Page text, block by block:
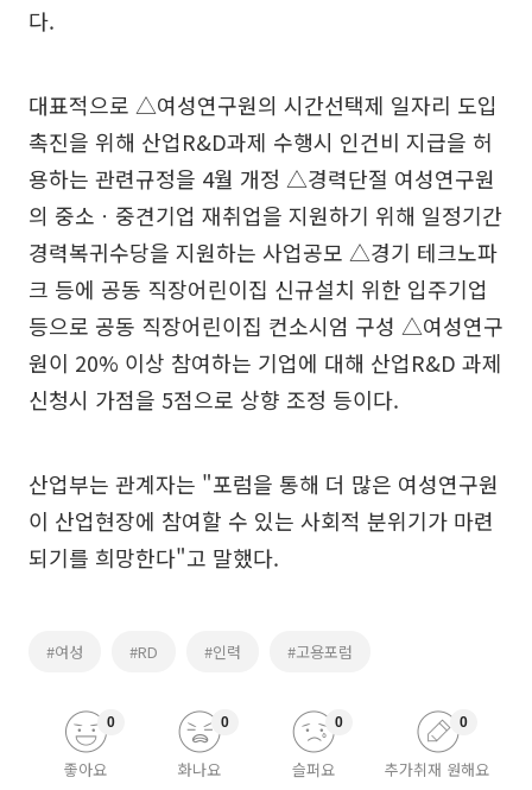
다.
대표적으로 △여성연구원의 시간선택제 일자리 도입
촉진을 위해 산업R&D과제 수행시 인건비 지급을 허
용하는 관련규정을 4월 개정 △경력단절 여성연구원
의 중소ㆍ중견기업 재취업을 지원하기 위해 일정기간
경력복귀수당을 지원하는 사업공모 △경기 테크노파
크 등에 공동 직장어린이집 신규설치 위한 입주기업
등으로 공동 직장어린이집 컨소시엄 구성 △여성연구
원이 20% 이상 참여하는 기업에 대해 산업R&D 과제
신청시 가점을 5점으로 상향 조정 등이다.
산업부는 관계자는 "포럼을 통해 더 많은 여성연구원
이 산업현장에 참여할 수 있는 사회적 분위기가 마련
되기를 희망한다"고 말했다.
#여성 #RD #인력 #고용포럼
좋아요
0
화나요
0
슬퍼요
0
추가취재 원해요
0